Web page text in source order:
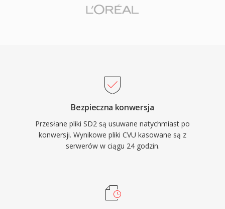
Bezpieczna konwersja
Przesłane pliki SD2 są usuwane natychmiast po
konwersji. Wynikowe pliki CVU kasowane są z
serwerów w ciągu 24 godzin.